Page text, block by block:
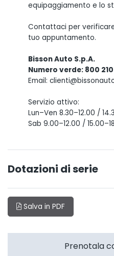
equipaggiamento e lo
Contattaci per
tuo appuntamento.
Bisson Auto S.p.A.
Numero verde: 800
Email:
Servizio attivo:
Lun–Ven 8.30–12.00 /
Sab 9.00–12.00 /
Dotazioni di serie
Salva in PDF
Prenotala